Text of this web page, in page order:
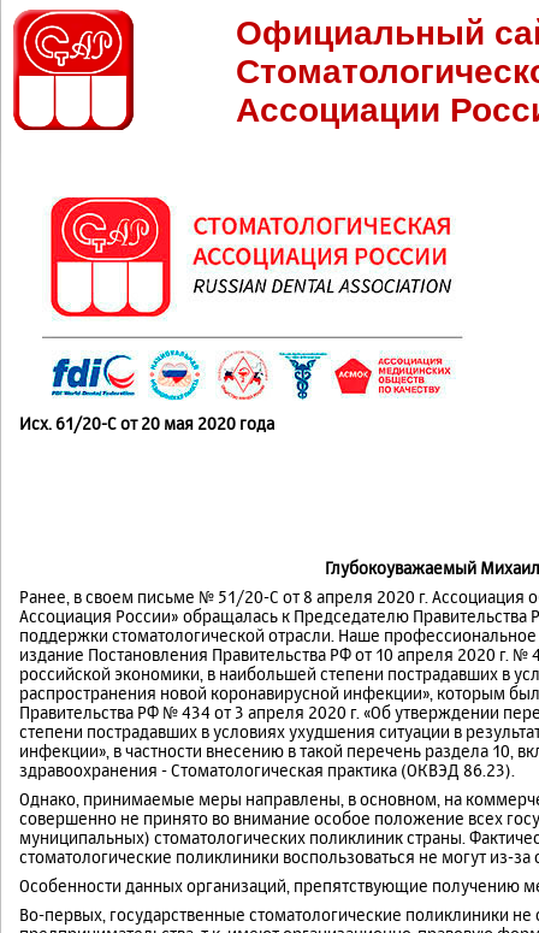
Официальный
Ассоциации
Исх. 61/20-С от 20 мая 2020 года
Глубокоуважаемый
Ранее, в своем письме № 51/20-С от 8 апреля 2020 г. Ассоциация
Ассоциация России» обращалась к Председателю
поддержки стоматологической отрасли. Наше
издание Постановления Правительства РФ от 10 апреля 2020 г.
российской экономики, в наибольшей степени пострадавших в
распространения новой коронавирусной инфекции», которым
Правительства РФ № 434 от 3 апреля 2020 г. «Об утверждении
степени пострадавших в условиях ухудшения ситуации в
инфекции», в частности внесению в такой перечень раздела 10,
здравоохранения - Стоматологическая практика (ОКВЭД 86.23).
Однако, принимаемые меры направлены, в основном, на
совершенно не принято во внимание особое положение всех
муниципальных) стоматологических поликлиник страны.
стоматологические поликлиники воспользоваться не могут из-
Особенности данных организаций, препятствующие получению
Во-первых, государственные стоматологические поликлиники